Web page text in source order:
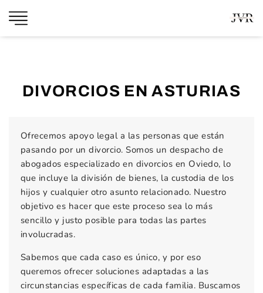
DIVORCIOS EN ASTURIAS
Ofrecemos apoyo legal a las personas que están
pasando por un divorcio. Somos un despacho de
abogados especializado en divorcios en Oviedo, lo
que incluye la división de bienes, la custodia de los
hijos y cualquier otro asunto relacionado. Nuestro
objetivo es hacer que este proceso sea lo más
sencillo y justo posible para todas las partes
involucradas.
Sabemos que cada caso es único, y por eso
queremos ofrecer soluciones adaptadas a las
circunstancias específicas de cada familia. Buscamos